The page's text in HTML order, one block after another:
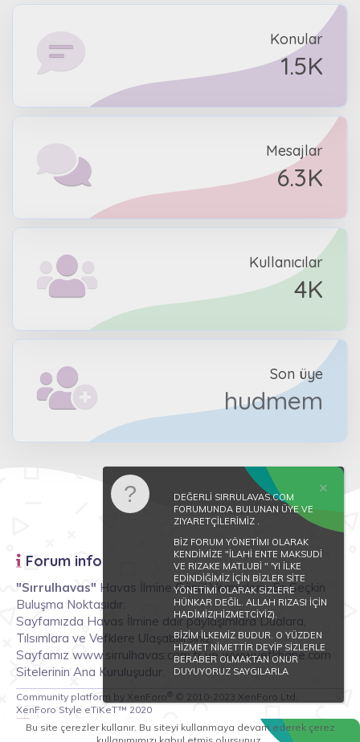
Konular
1.5K
Mesajlar
6.3K
Kullanıcılar
4K
Son üye
hudmem
Forum info
"Sırrulhavas" Havas İlmine Gönül Vermişlerin En Seçkin
Buluşma Noktasıdır.
Sayfamızda Havas İlmine dair paylaşımlara Dualara,
Tılsımlara ve Vefklere Ulaşabilirsiniz.
Sayfamız www.sirrulhavas.com.tr ve www.vefkhane.com
Sitelerinin Ana Kuruluşudur.
Community platform by XenForo ® © 2010-2023 XenForo Ltd.
XenForo Style eTiKeT™ 2020
Tepki lideri konular
DEĞERLİ SIRRULAVAS.COM
FORUMUNDA BULUNAN ÜYE VE
ZIYARETÇİLERİMİZ .
BİZ FORUM YÖNETİMI OLARAK
KENDİMİZE "İLAHİ ENTE MAKSUDİ
VE RIZAKE MATLUBİ " 'YI İLKE
EDİNDİĞİMİZ İÇİN BİZLER SİTE
YÖNETİMİ OLARAK SİZLERE
HÜNKAR DEĞİL. ALLAH RIZASI İÇİN
HADİMİZ(HİZMETCİYİZ).
BİZİM İLKEMİZ BUDUR. O YÜZDEN
HİZMET NİMETTİR DEYİP SİZLERLE
BERABER OLMAKTAN ONUR
DUYUYORUZ SAYGILARLA
Bu site çerezler kullanır. Bu siteyi kullanmaya devam ederek çerez